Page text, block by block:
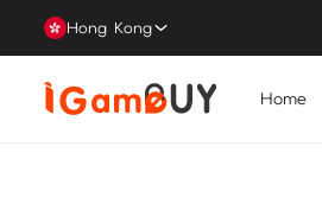
Hong Kong
Home